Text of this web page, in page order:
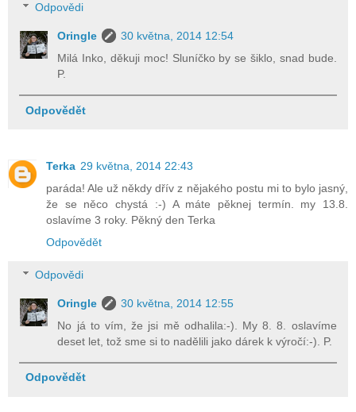
Odpovědi
Oringle
30 května, 2014 12:54
Milá Inko, děkuji moc! Sluníčko by se šiklo, snad bude.
P.
Odpovědět
Terka 29 května, 2014 22:43
paráda! Ale už někdy dřív z nějakého postu mi to bylo jasný,
že se něco chystá :-) A máte pěknej termín. my 13.8.
oslavíme 3 roky. Pěkný den Terka
Odpovědět
Odpovědi
Oringle
30 května, 2014 12:55
No já to vím, že jsi mě odhalila:-). My 8. 8. oslavíme
deset let, tož sme si to nadělili jako dárek k výročí:-). P.
Odpovědět